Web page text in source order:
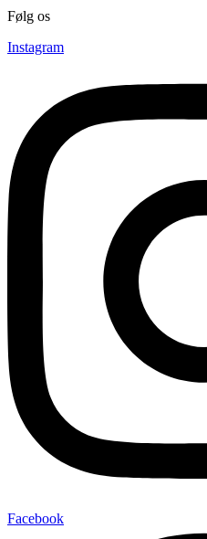
Følg os
Instagram
Facebook